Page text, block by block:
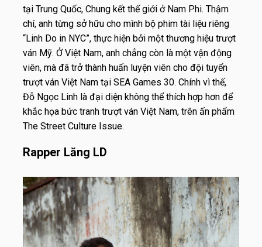
tại Trung Quốc, Chung kết thế giới ở Nam Phi. Thậm
chí, anh từng sở hữu cho mình bộ phim tài liệu riêng
“Linh Do in NYC”, thực hiện bởi một thương hiệu trượt
ván Mỹ. Ở Việt Nam, anh chẳng còn là một vận động
viên, mà đã trở thành huấn luyện viên cho đội tuyển
trượt ván Việt Nam tại SEA Games 30. Chính vì thế,
Đỗ Ngọc Linh là đại diện không thể thích hợp hơn để
khắc họa bức tranh trượt ván Việt Nam, trên ấn phẩm
The Street Culture Issue.
Rapper Lăng LD